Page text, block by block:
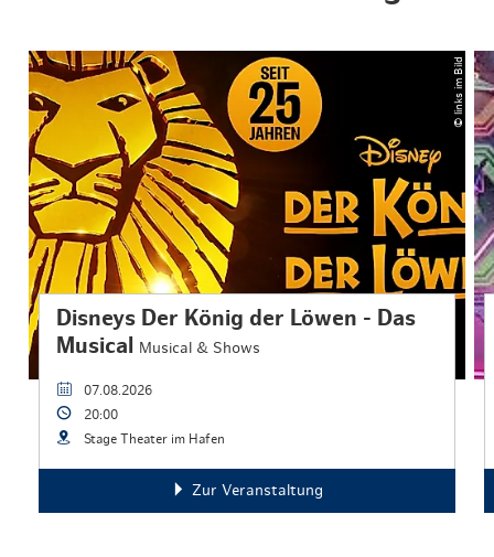
© links im Bild
Disneys Der König der Löwen - Das
Musical
Musical & Shows
07.08.2026
20:00
Stage Theater im Hafen
Zur Veranstaltung